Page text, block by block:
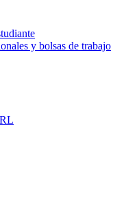
y bolsas de trabajo